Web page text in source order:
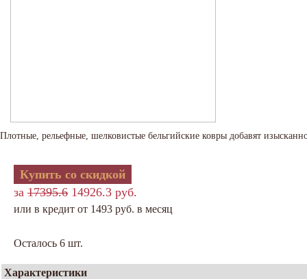
Плотные, рельефные, шелковистые бельгийские ковры добавят
Купить со скидкой
за 17395.6 14926.3 руб.
или в кредит от 1493 руб. в месяц
Осталось 6 шт.
Характеристики